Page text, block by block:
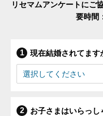
リセマムアンケートにご
要時間
現在結婚されてます
お子さまはいらっし